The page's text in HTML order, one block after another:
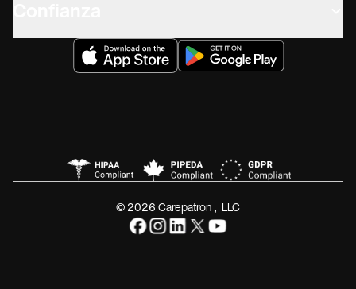
© 2026 Carepatron, LLC